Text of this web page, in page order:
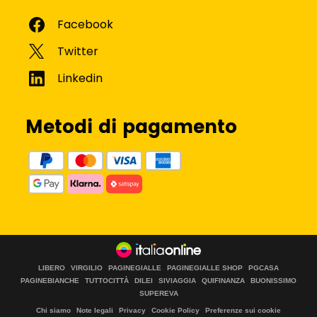
Metodi di pagamento
LIBERO VIRGILIO PAGINEGIALLE PAGINEGIALLE SHOP
PGCASA
PAGINEBIANCHE
TUTTOCITTÀ DILEI SIVIAGGIA QUIFINANZA
BUONISSIMO
SUPEREVA
Chi siamo Note legali Privacy Cookie Policy Preferenze sui cookie